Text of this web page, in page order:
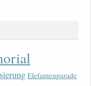
Elefantenparade